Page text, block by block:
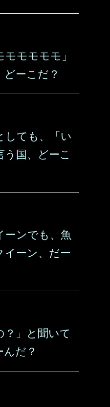
モモモモ」
どーこだ？
しても、「い
う国、どーこ
ーンでも、魚
イーン、だー
？」と聞いて
んだ？